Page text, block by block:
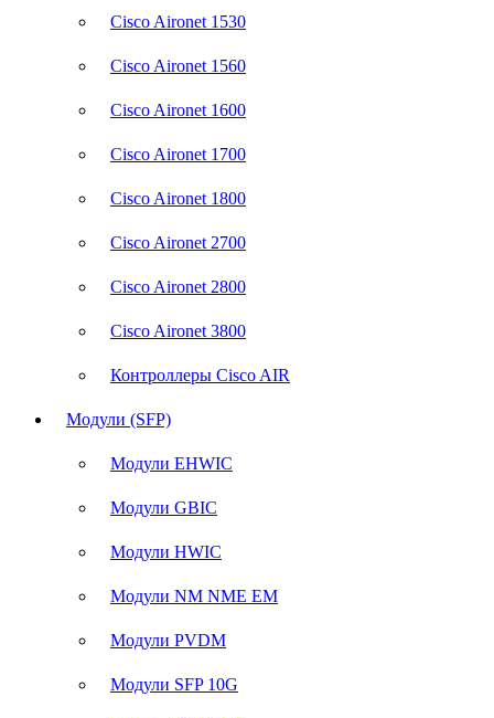
Cisco Aironet 1530
Cisco Aironet 1560
Cisco Aironet 1600
Cisco Aironet 1700
Cisco Aironet 1800
Cisco Aironet 2700
Cisco Aironet 2800
Cisco Aironet 3800
Контроллеры Cisco AIR
Модули (SFP)
Модули EHWIC
Модули GBIC
Модули HWIC
Модули NM NME EM
Модули PVDM
Модули SFP 10G